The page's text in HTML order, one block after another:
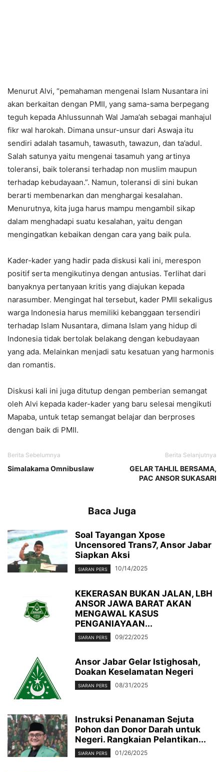
Menurut Alvi, “pemahaman mengenai Islam Nusantara ini
akan berkaitan dengan PMII, yang sama-sama berpegang
teguh kepada Ahlussunnah Wal Jama’ah sebagai manhajul
fikr wal harokah. Dimana unsur-unsur dari Aswaja itu
sendiri adalah tasamuh, tawasuth, tawazun, dan ta’adul.
Salah satunya yaitu mengenai tasamuh yang artinya
toleransi, baik toleransi terhadap non muslim maupun
terhadap kebudayaan.”. Namun, toleransi di sini bukan
berarti membenarkan dan menghargai kesalahan.
Menurutnya, kita juga harus mampu mengambil sikap
dalam menghadapi suatu kesalahan, yaitu dengan
mengingatkan kebaikan dengan cara yang baik pula.
Kader-kader yang hadir pada diskusi kali ini, merespon
positif serta mengikutinya dengan antusias. Terlihat dari
banyaknya pertanyaan kritis yang diajukan kepada
narasumber. Mengingat hal tersebut, kader PMII sekaligus
warga Indonesia harus memiliki kebanggaan tersendiri
terhadap Islam Nusantara, dimana Islam yang hidup di
Indonesia tidak bertolak belakang dengan kebudayaan
yang ada. Melainkan menjadi satu kesatuan yang harmonis
dan romantis.
Diskusi kali ini juga ditutup dengan pemberian semangat
oleh Alvi kepada kader-kader yang baru selesai mengikuti
Mapaba, untuk tetap semangat belajar dan berproses
dengan baik di PMII.
Berita Sebelumnya
Simalakama Omnibuslaw
Berita Selanjutnya
GELAR TAHLIL BERSAMA,
PAC ANSOR SUKASARI
Baca Juga
Soal Tayangan Xpose
Uncensored Trans7, Ansor Jabar
Siapkan Aksi
SIARAN PERS 10/14/2025
KEKERASAN BUKAN JALAN, LBH
ANSOR JAWA BARAT AKAN
MENGAWAL KASUS
PENGANIAYAAN...
SIARAN PERS 09/22/2025
Ansor Jabar Gelar Istighosah,
Doakan Keselamatan Negeri
SIARAN PERS 08/31/2025
Instruksi Penanaman Sejuta
Pohon dan Donor Darah untuk
Negeri. Rangkaian Pelantikan...
SIARAN PERS 01/26/2025